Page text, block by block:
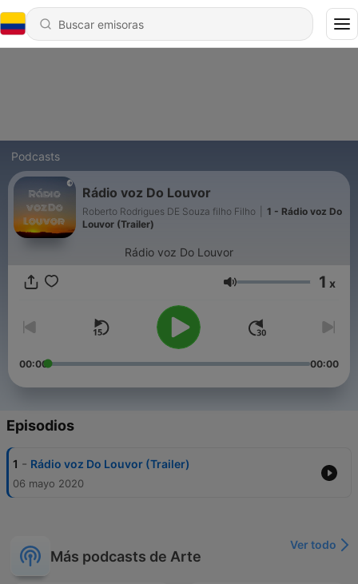
Podcasts
Rádio voz Do Louvor
Roberto Rodrigues DE Souza filho Filho
1 - Rádio voz Do
Louvor (Trailer)
Rádio voz Do Louvor
Volumen 1 x
00:00 00:00
Episodios
1 - Rádio voz Do Louvor (Trailer)
06 mayo 2020
Más podcasts de Arte
Ver todo